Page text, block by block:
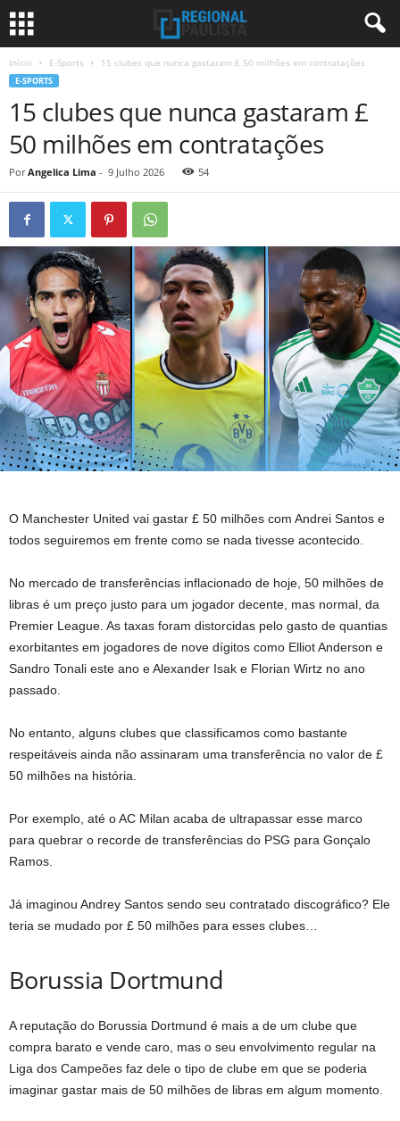
Início E-Sports 15 clubes que nunca gastaram £ 50 milhões em contratações
E-SPORTS
15 clubes que nunca gastaram £
50 milhões em contratações
Por Angelica Lima - 9 Julho 2026 54
O Manchester United vai gastar £ 50 milhões com Andrei Santos e
todos seguiremos em frente como se nada tivesse acontecido.
No mercado de transferências inflacionado de hoje, 50 milhões de
libras é um preço justo para um jogador decente, mas normal, da
Premier League. As taxas foram distorcidas pelo gasto de quantias
exorbitantes em jogadores de nove dígitos como Elliot Anderson e
Sandro Tonali este ano e Alexander Isak e Florian Wirtz no ano
passado.
No entanto, alguns clubes que classificamos como bastante
respeitáveis ​​ainda não assinaram uma transferência no valor de £
50 milhões na história.
Por exemplo, até o AC Milan acaba de ultrapassar esse marco
para quebrar o recorde de transferências do PSG para Gonçalo
Ramos.
Já imaginou Andrey Santos sendo seu contratado discográfico? Ele
teria se mudado por £ 50 milhões para esses clubes…
Borussia Dortmund
A reputação do Borussia Dortmund é mais a de um clube que
compra barato e vende caro, mas o seu envolvimento regular na
Liga dos Campeões faz dele o tipo de clube em que se poderia
imaginar gastar mais de 50 milhões de libras em algum momento.